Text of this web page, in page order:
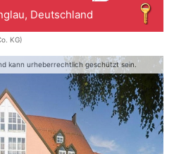
Deutschland
KG)
kann urheberrechtlich geschützt sein.